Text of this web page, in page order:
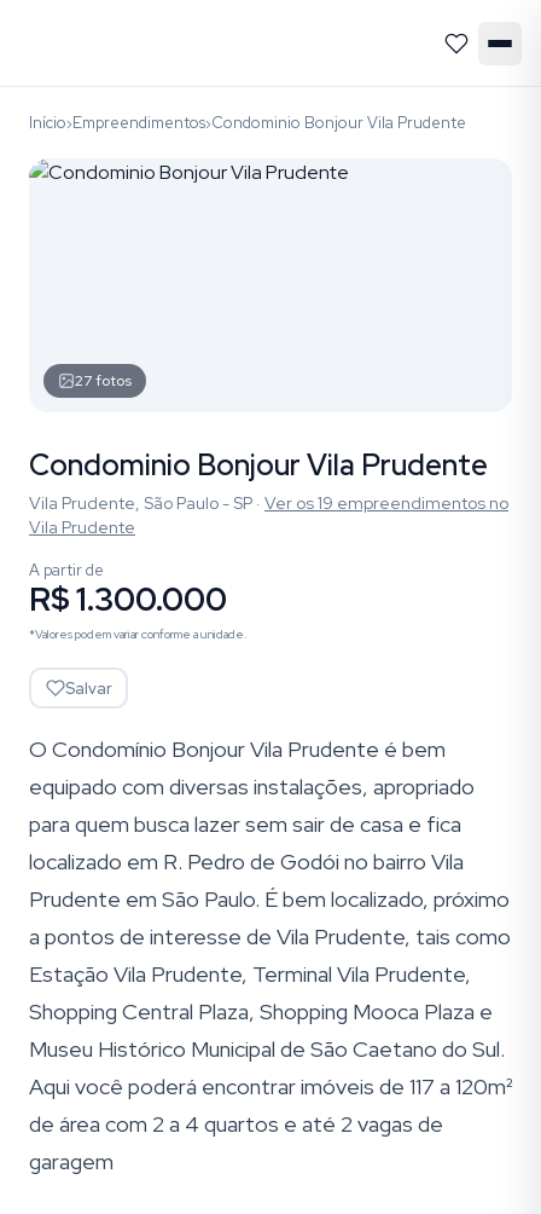
Início›Empreendimentos›Condominio Bonjour Vila Prudente
27fotos
Condominio Bonjour Vila Prudente
Vila Prudente, São Paulo - SP · Ver os19 empreendimentos no
Vila Prudente
A partir de
R$ 1.300.000
*Valores podem variar conforme a unidade.
Salvar
O Condomínio Bonjour Vila Prudente é bem
equipado com diversas instalações, apropriado
para quem busca lazer sem sair de casa e fica
localizado em R. Pedro de Godói no bairro Vila
Prudente em São Paulo. É bem localizado, próximo
a pontos de interesse de Vila Prudente, tais como
Estação Vila Prudente, Terminal Vila Prudente,
Shopping Central Plaza, Shopping Mooca Plaza e
Museu Histórico Municipal de São Caetano do Sul.
Aqui você poderá encontrar imóveis de 117 a 120m²
de área com 2 a 4 quartos e até 2 vagas de
garagem